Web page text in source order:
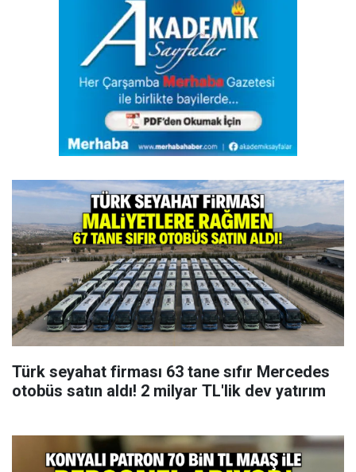
Türk seyahat firması 63 tane sıfır Mercedes
otobüs satın aldı! 2 milyar TL'lik dev yatırım